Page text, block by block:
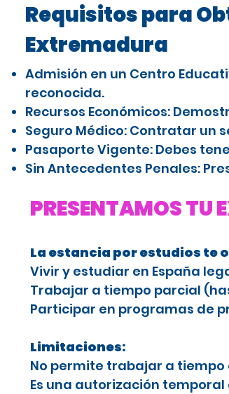
Requisitos para
Extremadura
Admisión en un Centro
reconocida.
Recursos Económicos:
Seguro Médico: Contratar un
Pasaporte Vigente: Debes
Sin Antecedentes Penales:
PRESENTAMOS TU
La estancia por estudios te
Vivir y estudiar en España
Trabajar a tiempo parcial
Participar en programas de
Limitaciones:
No permite trabajar a tiempo
Es una autorización